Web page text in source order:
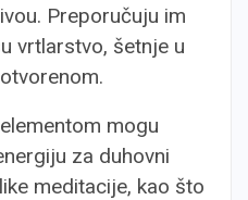
Preporučuju im
vrtlarstvo, šetnje u
mogu
za duhovni
meditacije, kao što